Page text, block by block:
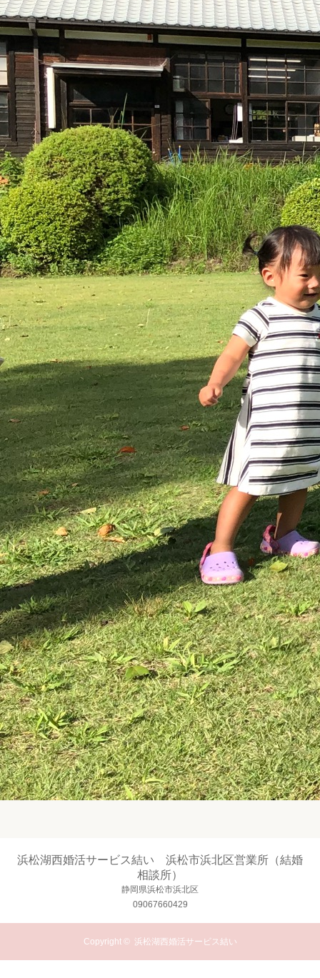
浜松湖西婚活サービス結い 浜松市浜北区営業所（結婚
相談所）
静岡県浜松市浜北区
09067660429
Copyright © 浜松湖西婚活サービス結い